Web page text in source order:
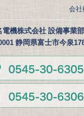
会社
電機株式会社 設備事業部
静岡県富士市今泉